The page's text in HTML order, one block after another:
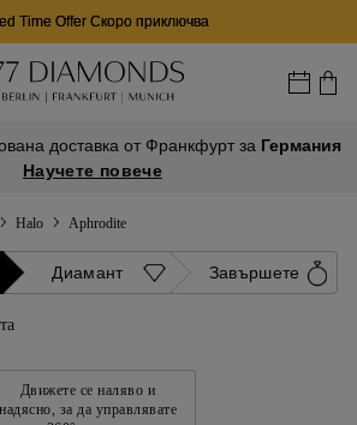
Time Offer Скоро приключва
доставка от Франкфурт за Германия
Научете повече
Halo Aphrodite
Диамант Завършете
Движете се наляво и
надясно, за да управлявате